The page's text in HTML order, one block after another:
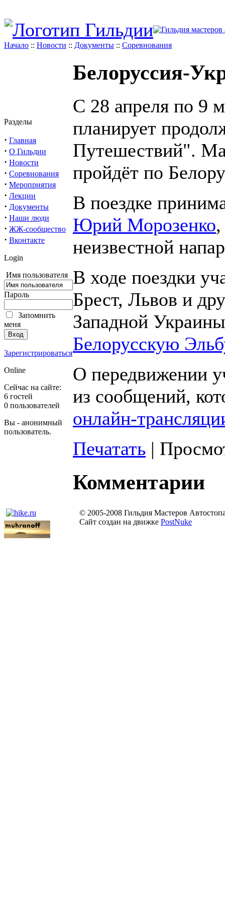
Начало :: Новости :: Документы :: Соревнования
Разделы
· Главная
· О Гильдии
· Новости
· Соревнования
· Мероприятия
· Лекции
· Документы
· Наши люди
· ЖЖ-сообщество
· Вконтакте
Login
Имя пользователя
Пароль
Запомнить
меня
Зарегистрироваться
Online
Сейчас на сайте:
6 гостей
0 пользователей
Вы - анонимный
пользователь.
Белоруссия-
С 28 апреля по 9
планирует
Путешествий".
пройдёт по
В поездке
Юрий Морозенко
неизвестной
В ходе поездки
Брест, Львов и
Западной
Белорусскую
О передвижении
из сообщений,
онлайн-
Печатать |
Комментарии
© 2005-2008 Гильдия Мастеров
Сайт создан на движке PostNuke